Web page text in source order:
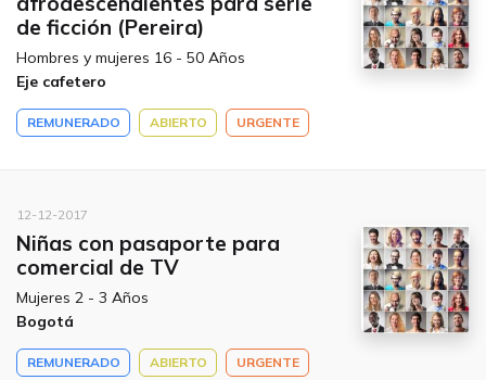
de ficción (Pereira)
Hombres y mujeres 16 - 50 Años
Eje cafetero
REMUNERADO ABIERTO URGENTE
12-12-2017
Niñas con pasaporte para
comercial de TV
Mujeres 2 - 3 Años
Bogotá
REMUNERADO ABIERTO URGENTE